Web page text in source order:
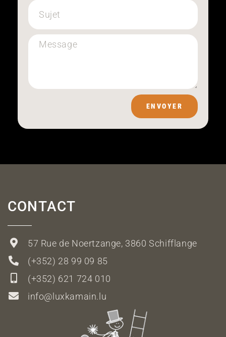
ENVOYER
CONTACT
57 Rue de Noertzange, 3860 Schifflange
(+352) 28 99 09 85
(+352) 621 724 010
info@luxkamain.lu